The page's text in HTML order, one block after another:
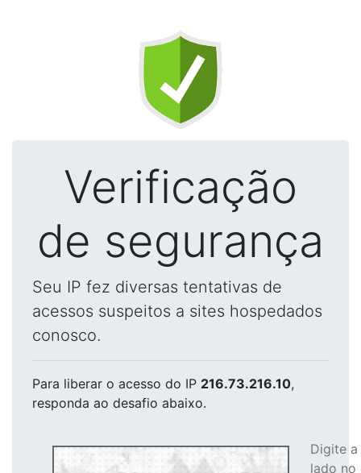
Verificação
de segurança
Seu IP fez diversas tentativas de
acessos suspeitos a sites hospedados
conosco.
Para liberar o acesso do IP 216.73.216.10,
responda ao desafio abaixo.
Digite
lado no